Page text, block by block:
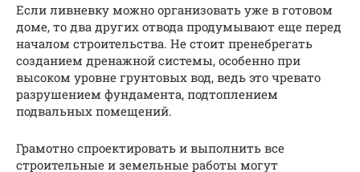
Если ливневку можно организовать уже в готовом
доме, то два других отвода продумывают еще перед
началом строительства. Не стоит пренебрегать
созданием дренажной системы, особенно при
высоком уровне грунтовых вод, ведь это чревато
разрушением фундамента, подтоплением
подвальных помещений.
Грамотно спроектировать и выполнить все
строительные и земельные работы могут